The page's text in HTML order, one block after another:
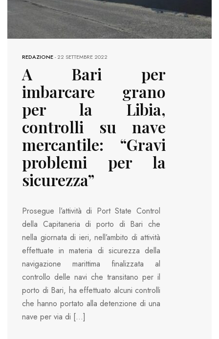
REDAZIONE-22 SETTEMBRE 2022
A Bari per
imbarcare grano
per la Libia,
controlli su nave
mercantile: “Gravi
problemi per la
sicurezza”
Prosegue l’attività di Port State Control
della Capitaneria di porto di Bari che
nella giornata di ieri, nell’ambito di attività
effettuate in materia di sicurezza della
navigazione marittima finalizzata al
controllo delle navi che transitano per il
porto di Bari, ha effettuato alcuni controlli
che hanno portato alla detenzione di una
nave per via di […]